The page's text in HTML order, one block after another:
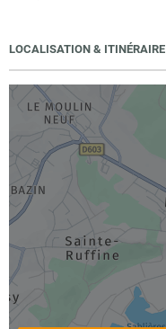
LOCALISATION & ITINÉRAIRE